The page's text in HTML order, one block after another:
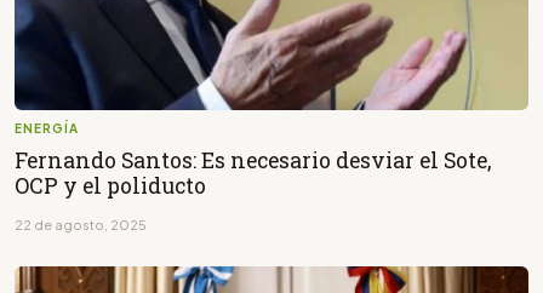
ENERGÍA
Fernando Santos: Es necesario desviar el Sote,
OCP y el poliducto
22 de agosto, 2025